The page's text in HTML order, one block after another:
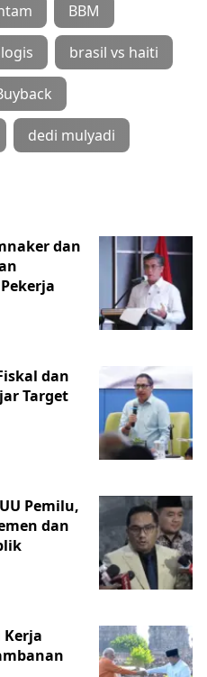
BBM
brasil vs haiti
dedi mulyadi
dan
dan
Target
Pemilu,
dan
Kerja